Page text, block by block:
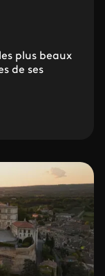
plus beaux
de ses